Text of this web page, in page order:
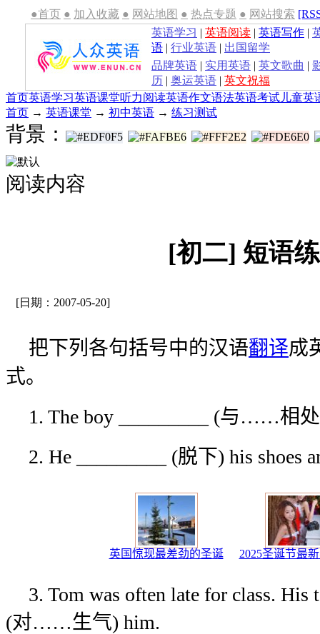
●首页 ● 加入收藏 ● 网站地图 ● 热点专题 ● 网站搜索
英语学习 | 英语阅读 | 英语写作 |
语 | 行业英语 | 出国留学
品牌英语 | 实用英语 | 英文歌曲 |
历 | 奥运英语 | 英文祝福
首页英语学习英语课堂听力阅读英语作文语法英语考试 儿童英
首页 → 英语课堂 → 初中英语 → 练习测试
背景：
阅读内容
[初二] 短语
[日期：2007-05-20]
把下列各句括号中的汉语翻译成
式。
1. The boy _________ (与……相处
2. He _________ (脱下) his shoes
英国惊现最差劲的圣诞 2025圣诞节最
3. Tom was often late for class. His
(对……生气) him.